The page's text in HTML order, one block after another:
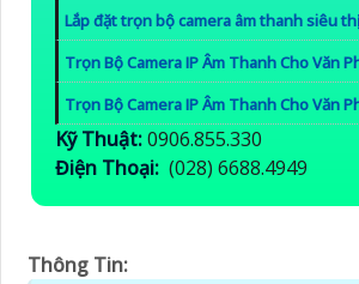
Lắp đặt trọn bộ camera âm thanh siêu
Trọn Bộ Camera IP Âm Thanh Cho Văn
Trọn Bộ Camera IP Âm Thanh Cho Văn
Kỹ Thuật:0906.855.330
Điện Thoại: (028) 6688.4949
Thông Tin: